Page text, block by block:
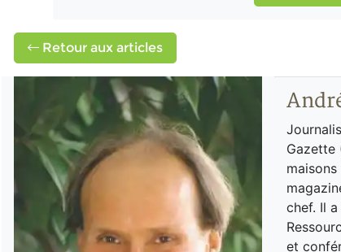
Retour aux articles
Gazette
chef. Il
et